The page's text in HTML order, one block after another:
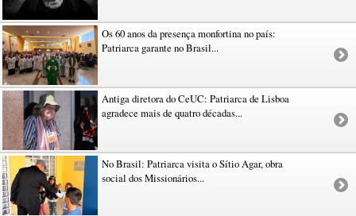
Os 60 anos da presença monfortina no país:
Patriarca garante no Brasil...
Antiga diretora do CeUC: Patriarca de Lisboa
agradece mais de quatro décadas...
No Brasil: Patriarca visita o Sítio Agar, obra
social dos Missionários...